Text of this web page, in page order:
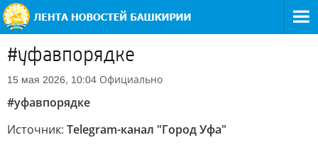
#уфавпорядке
15 мая 2026, 10:04 Официально
#уфавпорядке
Источник: Telegram-канал "Город Уфа"